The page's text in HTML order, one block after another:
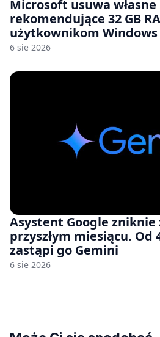
Microsoft usuwa
rekomendujące 32 GB
użytkownikom Windows
nam przy tym komputery
6 sie 2026
Asystent Google
przyszłym miesiącu. Od
zastąpi go Gemini
6 sie 2026